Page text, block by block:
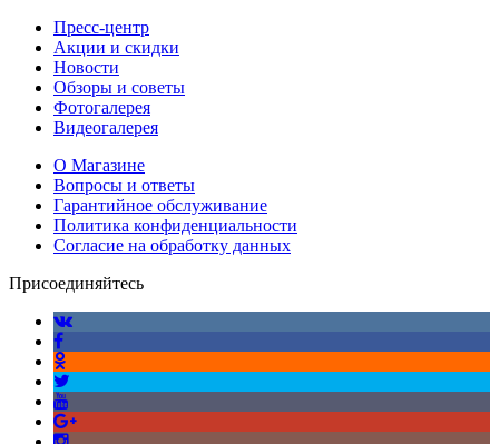
Пресс-центр
Акции и скидки
Новости
Обзоры и советы
Фотогалерея
Видеогалерея
О Магазине
Вопросы и ответы
Гарантийное обслуживание
Политика конфиденциальности
Согласие на обработку данных
Присоединяйтесь